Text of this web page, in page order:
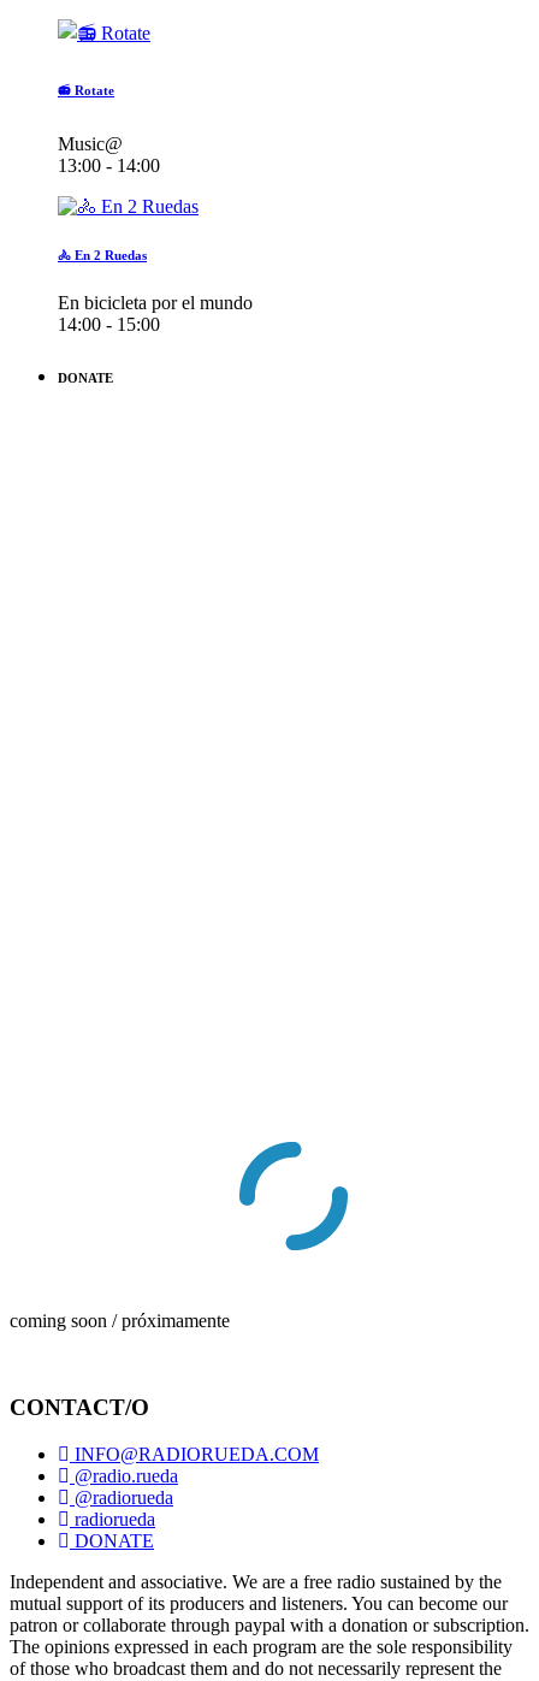
📻 Rotate
Music@
13:00 - 14:00
🚴 En 2 Ruedas
En bicicleta por el mundo
14:00 - 15:00
DONATE
coming soon / próximamente
CONTACT/O
INFO@RADIORUEDA.COM
@radio.rueda
@radiorueda
radiorueda
DONATE
Independent and associative. We are a free radio sustained by the
mutual support of its producers and listeners. You can become our
patron or collaborate through paypal with a donation or subscription.
The opinions expressed in each program are the sole responsibility
of those who broadcast them and do not necessarily represent the